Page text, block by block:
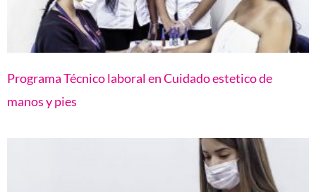
Programa Técnico laboral en Cuidado estetico de
manos y pies